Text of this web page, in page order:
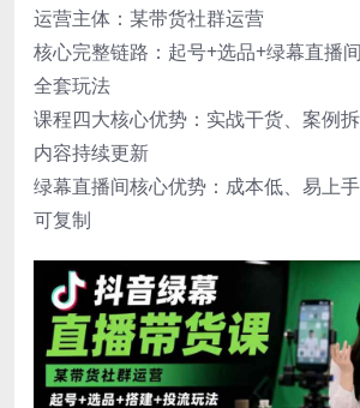
运营主体：某带货社群运营
核心完整链路：起号+选品+绿幕直播
全套玩法
课程四大核心优势：实战干货、案例拆
内容持续更新
绿幕直播间核心优势：成本低、易上
可复制